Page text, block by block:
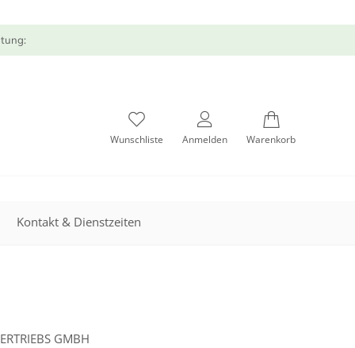
Wunschliste Anmelden Warenkorb
Kontakt & Dienstzeiten
GMBH